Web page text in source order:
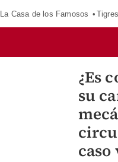
La Casa de los Famosos
¿Es
su